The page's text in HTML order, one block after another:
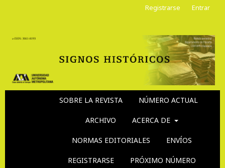
SOBRE LA REVISTA NÚMERO ACTUAL
ARCHIVO ACERCA DE
NORMAS EDITORIALES ENVÍOS
REGISTRARSE PRÓXIMO NÚMERO
Registrarse Entrar